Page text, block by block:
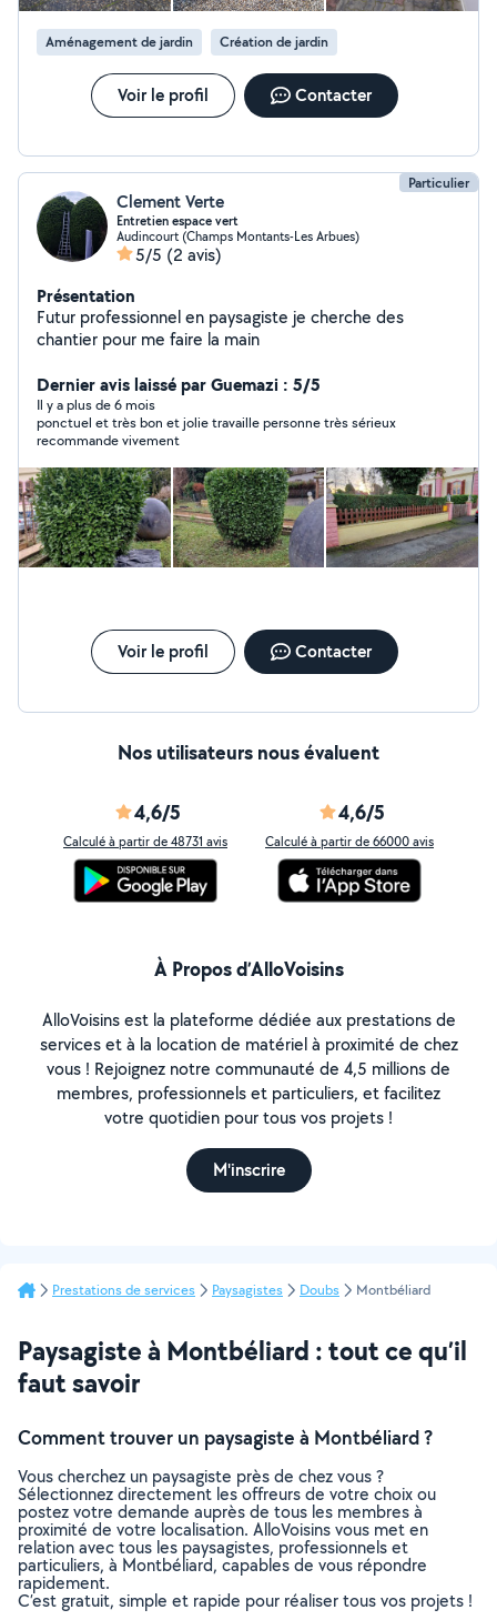
Aménagement de jardin Création de jardin
Voir le profil Contacter
Particulier
Clement Verte
Entretien espace vert
Audincourt (Champs Montants-Les Arbues)
5/5 (2 avis)
Présentation
Futur professionnel en paysagiste je cherche des
chantier pour me faire la main
Dernier avis laissé par Guemazi : 5/5
Il y a plus de 6 mois
ponctuel et très bon et jolie travaille personne très sérieux
recommande vivement
Voir le profil Contacter
Nos utilisateurs nous évaluent
4,6/5
Calculé à partir de 48731 avis
4,6/5
Calculé à partir de 66000 avis
À Propos d’AlloVoisins
AlloVoisins est la plateforme dédiée aux prestations de
services et à la location de matériel à proximité de chez
vous ! Rejoignez notre communauté de 4,5 millions de
membres, professionnels et particuliers, et facilitez
votre quotidien pour tous vos projets !
M'inscrire
Prestations de services Paysagistes Doubs Montbéliard
Paysagiste à Montbéliard : tout ce qu’il
faut savoir
Comment trouver un paysagiste à Montbéliard ?
Vous cherchez un paysagiste près de chez vous ?
Sélectionnez directement les offreurs de votre choix ou
postez votre demande auprès de tous les membres à
proximité de votre localisation. AlloVoisins vous met en
relation avec tous les paysagistes, professionnels et
particuliers, à Montbéliard, capables de vous répondre
rapidement.
C’est gratuit, simple et rapide pour réaliser tous vos projets !